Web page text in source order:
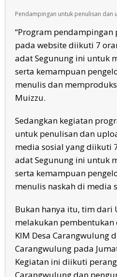
Pendampingan untuk penulisan dan
“Program pendampingan
pada website diikuti 7
adat Segunung ini untuk
serta kemampuan
menulis dan
Muizzu.
Sedangkan kegiatan
untuk penulisan dan
media sosial yang diikuti
adat Segunung ini untuk
serta kemampuan
menulis naskah di media
Bukan hanya itu, tim dari
melakukan
KIM Desa Carangwulung
Carangwulung pada
Kegiatan ini diikuti
Carangwulung dan